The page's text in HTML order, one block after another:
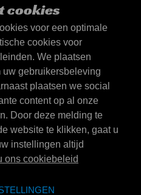
cookies
voor een optimale
cookies voor
We plaatsen
gebruikersbeleving
plaatsen we social
content op al onze
Door deze melding te
website te klikken, gaat u
instellingen altijd
ons cookiebeleid